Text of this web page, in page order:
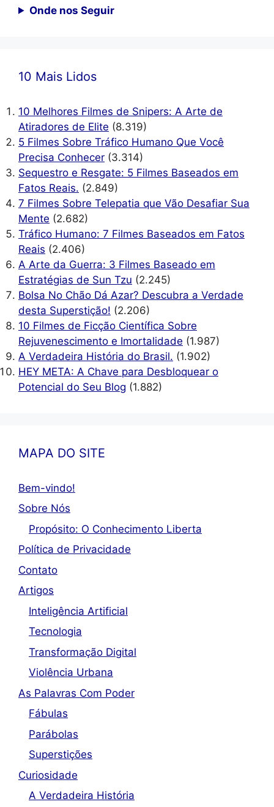
Onde nos Seguir
10 Mais Lidos
10 Melhores Filmes de Snipers: A Arte de
Atiradores de Elite (8.319)
5 Filmes Sobre Tráfico Humano Que Você
Precisa Conhecer (3.314)
Sequestro e Resgate: 5 Filmes Baseados em
Fatos Reais. (2.849)
7 Filmes Sobre Telepatia que Vão Desafiar Sua
Mente (2.682)
Tráfico Humano: 7 Filmes Baseados em Fatos
Reais (2.406)
A Arte da Guerra: 3 Filmes Baseado em
Estratégias de Sun Tzu (2.245)
Bolsa No Chão Dá Azar? Descubra a Verdade
desta Superstição! (2.206)
10 Filmes de Ficção Científica Sobre
Rejuvenescimento e Imortalidade (1.987)
A Verdadeira História do Brasil. (1.902)
HEY META: A Chave para Desbloquear o
Potencial do Seu Blog (1.882)
MAPA DO SITE
Bem-vindo!
Sobre Nós
Propósito: O Conhecimento Liberta
Política de Privacidade
Contato
Artigos
Inteligência Artificial
Tecnologia
Transformação Digital
Violência Urbana
As Palavras Com Poder
Fábulas
Parábolas
Superstições
Curiosidade
A Verdadeira História